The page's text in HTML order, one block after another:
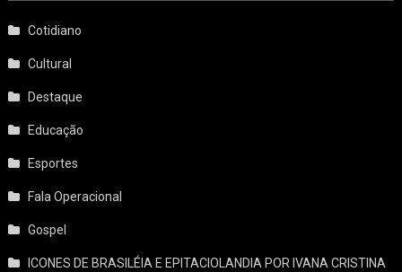
Cotidiano
Cultural
Destaque
Educação
Esportes
Fala Operacional
Gospel
ICONES DE BRASILÉIA E EPITACIOLANDIA POR IVANA CRISTINA